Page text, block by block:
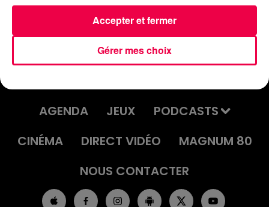
AGENDA
JEUX
PODCASTS
CINÉMA
DIRECT VIDÉO
MAGNUM 80
NOUS CONTACTER
Gérer mes choix
Accepter et fermer